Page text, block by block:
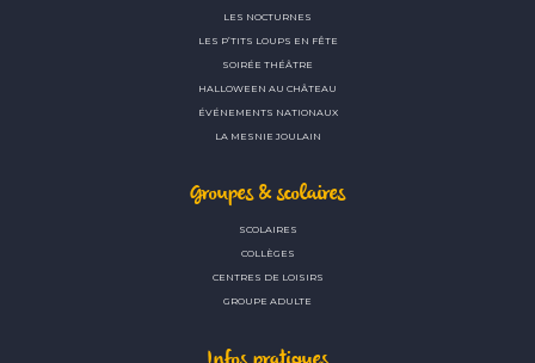
LES NOCTURNES
LES P’TITS LOUPS EN FÊTE
SOIRÉE THÉÂTRE
HALLOWEEN AU CHÂTEAU
ÉVÉNEMENTS NATIONAUX
LA MESNIE JOULAIN
Groupes & scolaires
SCOLAIRES
COLLÈGES
CENTRES DE LOISIRS
GROUPE ADULTE